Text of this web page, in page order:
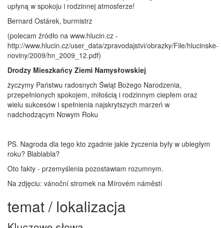
upłyną w spokoju i rodzinnej atmosferze!
Bernard Ostárek, burmistrz
(polecam źródło na www.hlucin.cz -
http://www.hlucin.cz/user_data/zpravodajstvi/obrazky/File/hlucinske-
noviny/2009/hn_2009_12.pdf)
Drodzy Mieszkańcy Ziemi Namysłowskiej
życzymy Państwu radosnych Świąt Bożego Narodzenia,
przepełnionych spokojem, miłością i rodzinnym ciepłem oraz
wielu sukcesów i spełnienia najskrytszych marzeń w
nadchodzącym Nowym Roku
PS. Nagroda dla tego kto zgadnie jakie życzenia były w ubiegłym
roku? Blablabla?
Oto fakty - przemyślenia pozostawiam rozumnym.
Na zdjęciu: vánoční stromek na Mírovém náměstí
temat / lokalizacja